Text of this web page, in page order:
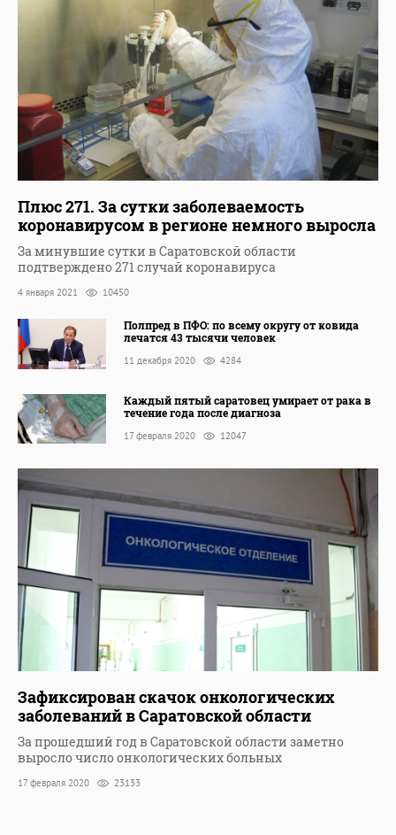
Плюс 271. За сутки заболеваемость
коронавирусом в регионе немного выросла
За минувшие сутки в Саратовской области
подтверждено 271 случай коронавируса
4 января 2021 10450
Полпред в ПФО: по всему округу от ковида
лечатся 43 тысячи человек
11 декабря 2020 4284
Каждый пятый саратовец умирает от рака в
течение года после диагноза
17 февраля 2020 12047
Зафиксирован скачок онкологических
заболеваний в Саратовской области
За прошедший год в Саратовской области заметно
выросло число онкологических больных
17 февраля 2020 23133